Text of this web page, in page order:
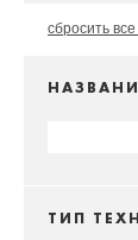
сбросить
ТИП